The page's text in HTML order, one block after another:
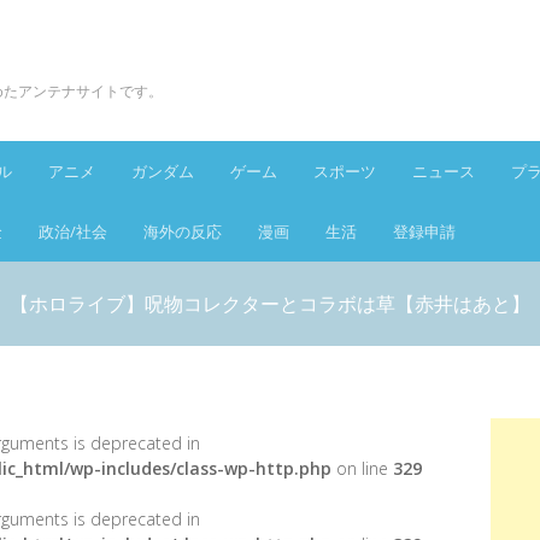
アンテナサイトです。
アニメ ガンダム ゲーム スポーツ ニュース プ
政治/社会 海外の反応 漫画 生活 登録申請
【ホロライブ】呪物コレクターとコラボは草【赤井はあと】
is deprecated in
wp-includes/class-wp-http.php on line 329
is deprecated in